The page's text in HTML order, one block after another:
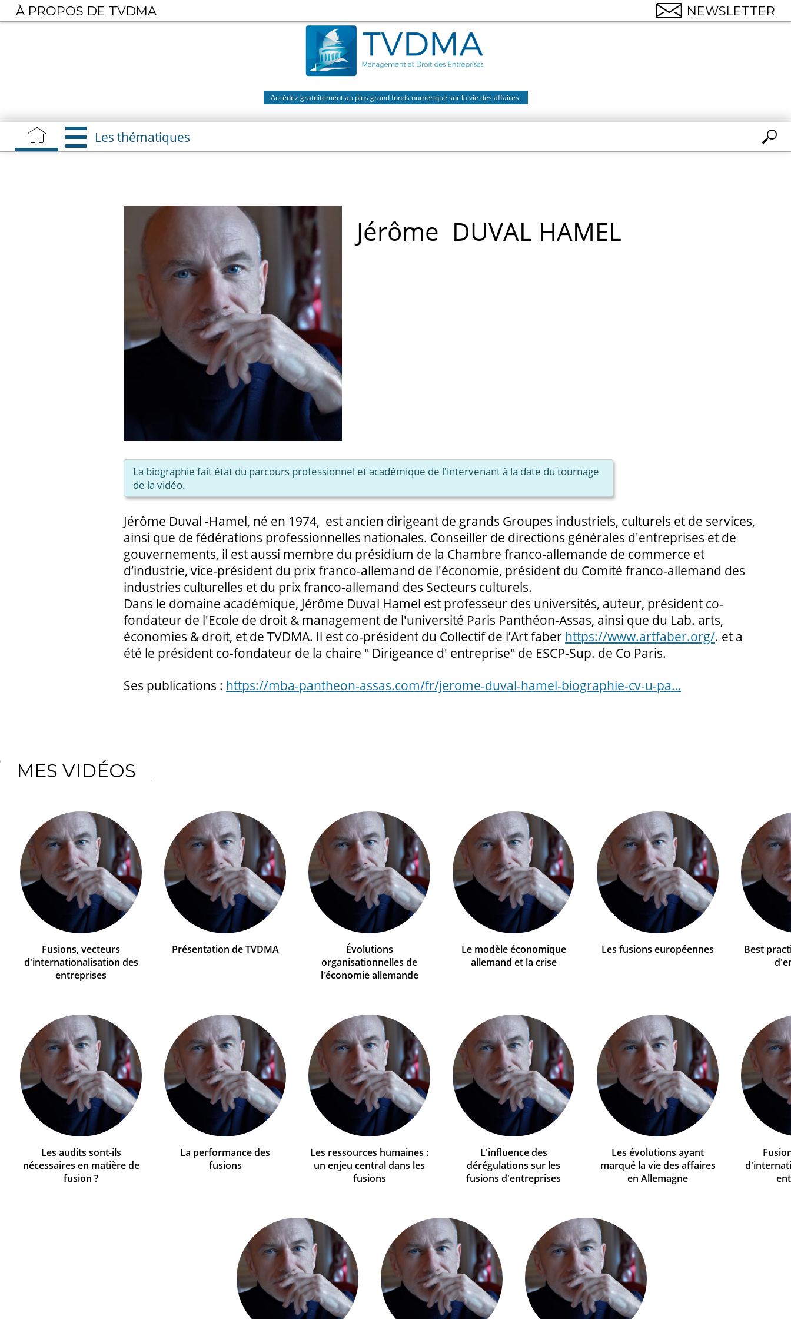
Aller
au
Accédez gratuitement au plus grand fonds numérique sur la vie des affaires.
Les thématiques
Jérôme DUVAL HAMEL
La biographie fait état du parcours professionnel et académique de l'intervenant à la date du tournage
de la vidéo.
Jérôme Duval -Hamel, né en 1974, est ancien dirigeant de grands Groupes industriels, culturels et de services,
ainsi que de fédérations professionnelles nationales. Conseiller de directions générales d'entreprises et de
gouvernements, il est aussi membre du présidium de la Chambre franco-allemande de commerce et
d‘industrie, vice-président du prix franco-allemand de l'économie, président du Comité franco-allemand des
industries culturelles et du prix franco-allemand des Secteurs culturels.
Dans le domaine académique, Jérôme Duval Hamel est professeur des universités, auteur, président co-
fondateur de l'Ecole de droit & management de l'université Paris Panthéon-Assas, ainsi que du Lab. arts,
économies & droit, et de TVDMA. Il est co-président du Collectif de l’Art faber https://www.artfaber.org/. et a
été le président co-fondateur de la chaire " Dirigeance d' entreprise" de ESCP-Sup. de Co Paris.
Ses publications : https://mba-pantheon-assas.com/fr/jerome-duval-hamel-biographie-cv-u-pa…
MES VIDÉOS
Fusions, vecteurs
d'internationalisation des
entreprises
Présentation de TVDMA
Évolutions
organisationnelles de
l'économie allemande
Le modèle économique
allemand et la crise
Les fusions européennes
Best
Les audits sont-ils
nécessaires en matière de
fusion ?
La performance des
fusions
Les ressources humaines :
un enjeu central dans les
fusions
L'influence des
dérégulations sur les
fusions d'entreprises
Les évolutions ayant
marqué la vie des affaires
en Allemagne
À PROPOS DE TVDMA NEWSLETTER